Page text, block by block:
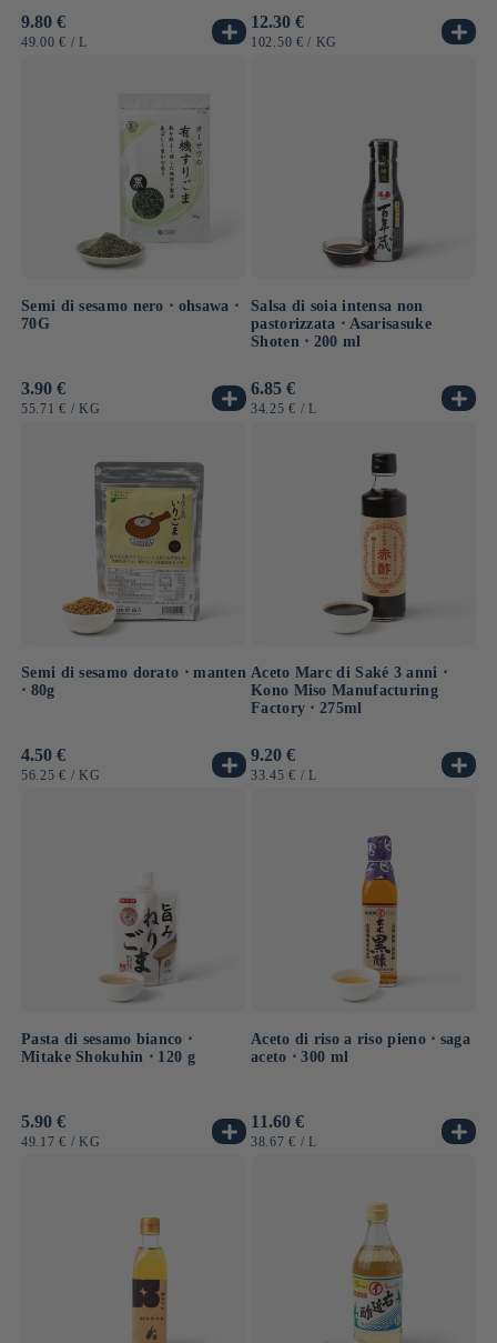
Prezzo
di
9.80 €
PREZZO
49.00 € / PER
L
Prezzo
di
12.30 €
PREZZO
102.50 € / PER
KG
Semi di sesamo nero ⋅ ohsawa ⋅
70G
Prezzo
di
3.90 €
PREZZO
55.71 € / PER
KG
Salsa di soia intensa non
pastorizzata ⋅ Asarisasuke
Shoten ⋅ 200 ml
Prezzo
di
6.85 €
PREZZO
34.25 € / PER
L
Semi di sesamo dorato ⋅ manten
⋅ 80g
Prezzo
di
4.50 €
PREZZO
56.25 € / PER
KG
Aceto Marc di Saké 3 anni ⋅
Kono Miso Manufacturing
Factory ⋅ 275ml
Prezzo
di
9.20 €
PREZZO
33.45 € / PER
L
Pasta di sesamo bianco ⋅
Mitake Shokuhin ⋅ 120 g
Prezzo
di
5.90 €
PREZZO
49.17 € / PER
KG
Aceto di riso a riso pieno ⋅ saga
aceto ⋅ 300 ml
Prezzo
di
11.60 €
PREZZO
38.67 € / PER
L